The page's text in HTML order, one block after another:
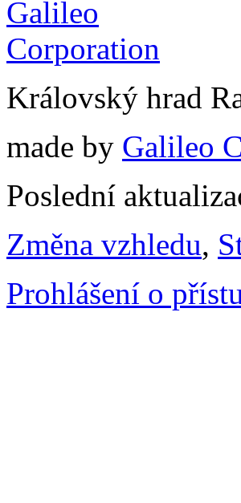
Královský hrad
made by Galileo
Poslední
Změna vzhledu,
Prohlášení o